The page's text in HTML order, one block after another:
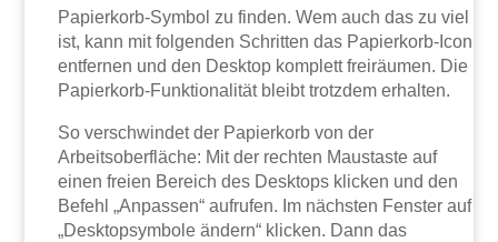
Papierkorb-Symbol zu finden. Wem auch das zu viel
ist, kann mit folgenden Schritten das Papierkorb-Icon
entfernen und den Desktop komplett freiräumen. Die
Papierkorb-Funktionalität bleibt trotzdem erhalten.
So verschwindet der Papierkorb von der
Arbeitsoberfläche: Mit der rechten Maustaste auf
einen freien Bereich des Desktops klicken und den
Befehl „Anpassen“ aufrufen. Im nächsten Fenster auf
„Desktopsymbole ändern“ klicken. Dann das